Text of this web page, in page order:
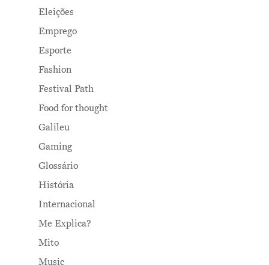
Eleições
Emprego
Esporte
Fashion
Festival Path
Food for thought
Galileu
Gaming
Glossário
História
Internacional
Me Explica?
Mito
Music